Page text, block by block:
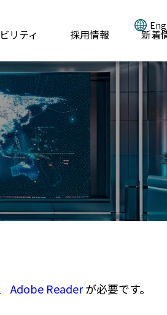
リティ 採用情報 新着
Adobe Readerが必要です。